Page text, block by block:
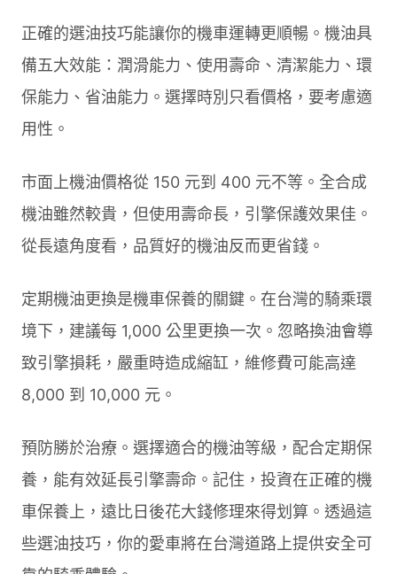
正確的選油技巧能讓你的機車運轉更順暢。機油具
備五大效能：潤滑能力、使用壽命、清潔能力、環
保能力、省油能力。選擇時別只看價格，要考慮適
用性。
市面上機油價格從 150 元到 400 元不等。全合成
機油雖然較貴，但使用壽命長，引擎保護效果佳。
從長遠角度看，品質好的機油反而更省錢。
定期機油更換是機車保養的關鍵。在台灣的騎乘環
境下，建議每 1,000 公里更換一次。忽略換油會導
致引擎損耗，嚴重時造成縮缸，維修費可能高達
8,000 到 10,000 元。
預防勝於治療。選擇適合的機油等級，配合定期保
養，能有效延長引擎壽命。記住，投資在正確的機
車保養上，遠比日後花大錢修理來得划算。透過這
些選油技巧，你的愛車將在台灣道路上提供安全可